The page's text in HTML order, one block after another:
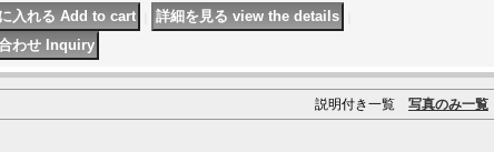
説明付き一覧 写真のみ一覧